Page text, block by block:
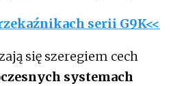
serii G9K<<
się szeregiem cech
systemach